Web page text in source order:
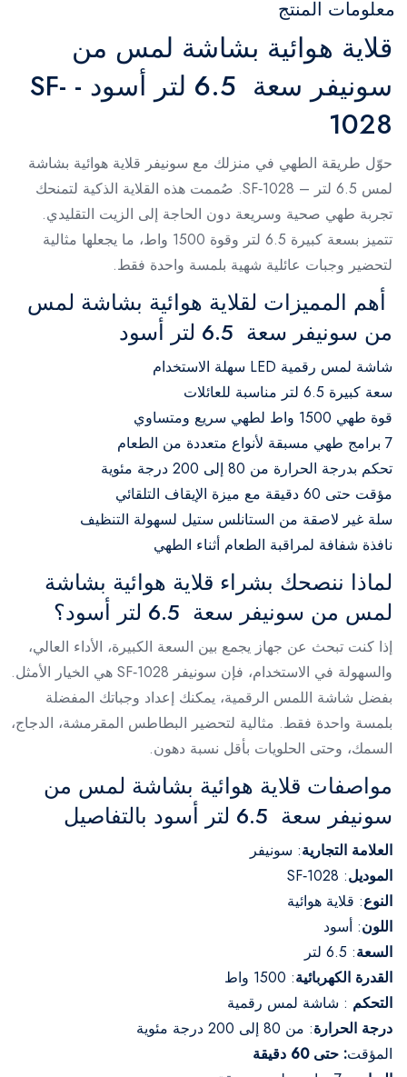
معلومات المنتج
قلاية هوائية بشاشة لمس من
سونيفر سعة 6.5 لتر أسود - SF-
1028
حوّل طريقة الطهي في منزلك مع سونيفر قلاية هوائية بشاشة
لمس 6.5 لتر – SF‑1028. صُممت هذه القلاية الذكية لتمنحك
تجربة طهي صحية وسريعة دون الحاجة إلى الزيت التقليدي.
تتميز بسعة كبيرة 6.5 لتر وقوة 1500 واط، ما يجعلها مثالية
لتحضير وجبات عائلية شهية بلمسة واحدة فقط.
أهم المميزات لقلاية هوائية بشاشة لمس
من سونيفر سعة 6.5 لتر أسود
شاشة لمس رقمية LED سهلة الاستخدام
سعة كبيرة 6.5 لتر مناسبة للعائلات
قوة طهي 1500 واط لطهي سريع ومتساوي
7 برامج طهي مسبقة لأنواع متعددة من الطعام
تحكم بدرجة الحرارة من 80 إلى 200 درجة مئوية
مؤقت حتى 60 دقيقة مع ميزة الإيقاف التلقائي
سلة غير لاصقة من الستانلس ستيل لسهولة التنظيف
نافذة شفافة لمراقبة الطعام أثناء الطهي
لماذا ننصحك بشراء قلاية هوائية بشاشة
لمس من سونيفر سعة 6.5 لتر أسود؟
إذا كنت تبحث عن جهاز يجمع بين السعة الكبيرة، الأداء العالي،
والسهولة في الاستخدام، فإن سونيفر SF‑1028 هي الخيار الأمثل.
بفضل شاشة اللمس الرقمية، يمكنك إعداد وجباتك المفضلة
بلمسة واحدة فقط. مثالية لتحضير البطاطس المقرمشة، الدجاج،
السمك، وحتى الحلويات بأقل نسبة دهون.
مواصفات قلاية هوائية بشاشة لمس من
سونيفر سعة 6.5 لتر أسود بالتفاصيل
العلامة التجارية: سونيفر
الموديل: SF‑1028
النوع: قلاية هوائية
اللون: أسود
السعة: 6.5 لتر
القدرة الكهربائية: 1500 واط
التحكم : شاشة لمس رقمية
درجة الحرارة: من 80 إلى 200 درجة مئوية
المؤقت: حتى 60 دقيقة